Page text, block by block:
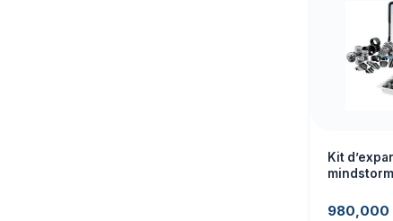
Kit
980,000